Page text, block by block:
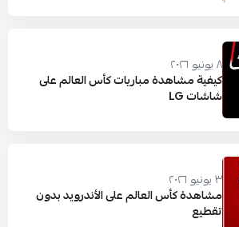
٨ يونيو ٢٠٢٦
كيفية مشاهدة مباريات كأس العالم على
شاشات LG
٣ يونيو ٢٠٢٦
مشاهدة كأس العالم على الأندرويد بدون
تقطيع